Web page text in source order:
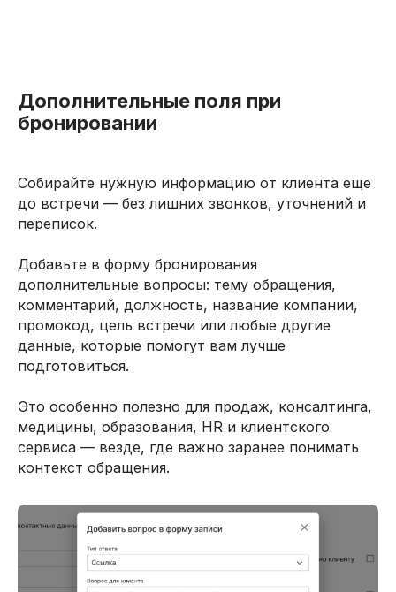
Дополнительные поля при
бронировании
Собирайте нужную информацию от клиента еще
до встречи — без лишних звонков, уточнений и
переписок.
Добавьте в форму бронирования
дополнительные вопросы: тему обращения,
комментарий, должность, название компании,
промокод, цель встречи или любые другие
данные, которые помогут вам лучше
подготовиться.
Это особенно полезно для продаж, консалтинга,
медицины, образования, HR и клиентского
сервиса — везде, где важно заранее понимать
контекст обращения.